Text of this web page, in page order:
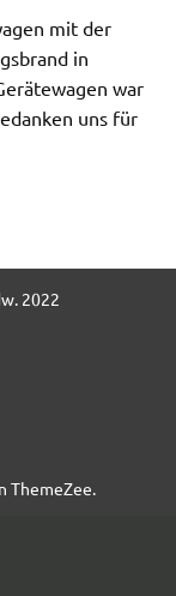
mit der
in
war
uns für
2022
ThemeZee.